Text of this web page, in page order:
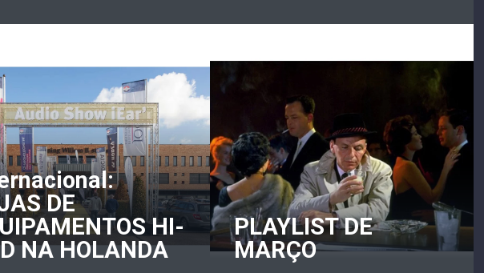
DE
HI-
NA HOLANDA
PLAYLIST DE
MARÇO